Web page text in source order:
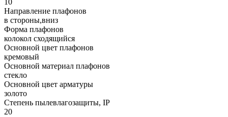
Направление плафонов
в стороны,вниз
Форма плафонов
колокол сходящийся
Основной цвет плафонов
кремовый
Основной материал плафонов
стекло
Основной цвет арматуры
золото
Степень пылевлагозащиты, IP
20